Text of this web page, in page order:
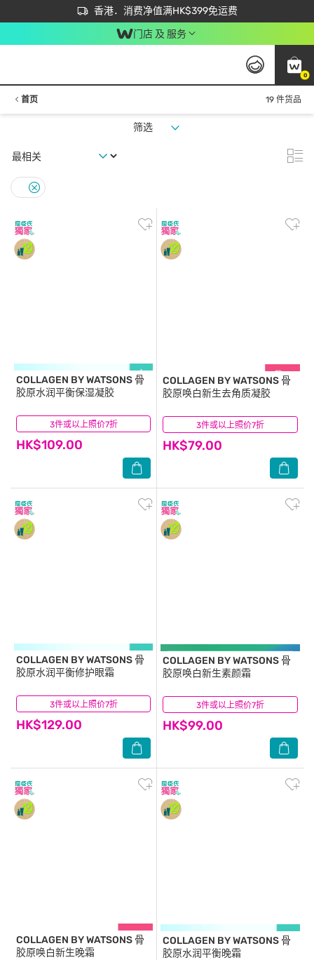
香港．消费净值满HK$399免运费
立即成为易赏钱会员尽享独家优惠
首次APP下单买满$450 输入 NEWAPP 即减$50
门店 及 服务
0
首页 19 件货品
筛选
3件或以上照价7折
COLLAGEN BY WATSONS 骨
胶原水润平衡保湿凝胶
HK$109.00
(4) 3件或以上照价7折
COLLAGEN BY WATSONS 骨
胶原唤白新生去角质凝胶
HK$79.00
(7)
3件或以上照价7折
COLLAGEN BY WATSONS 骨
胶原水润平衡修护眼霜
HK$129.00
(3) 3件或以上照价7折
COLLAGEN BY WATSONS 骨
胶原唤白新生素颜霜
HK$99.00
(6)
COLLAGEN BY WATSONS 骨
胶原唤白新生晚霜
COLLAGEN BY WATSONS 骨
胶原水润平衡晚霜